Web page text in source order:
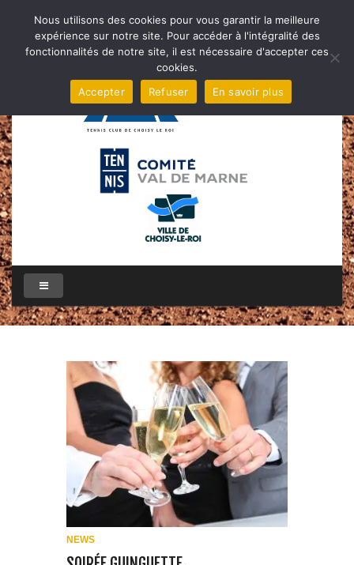
NEWS
Nous utilisons des cookies pour vous garantir la meilleure
expérience sur notre site. Pour accéder à l'intégralité des
fonctionnalités de notre site, il est nécessaire d'accepter ces
cookies.
Accepter
Refuser En savoir plus